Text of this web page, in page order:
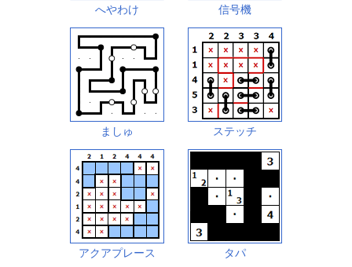
へやわけ 信号機
ましゅ ステッチ
アクアプレース タパ